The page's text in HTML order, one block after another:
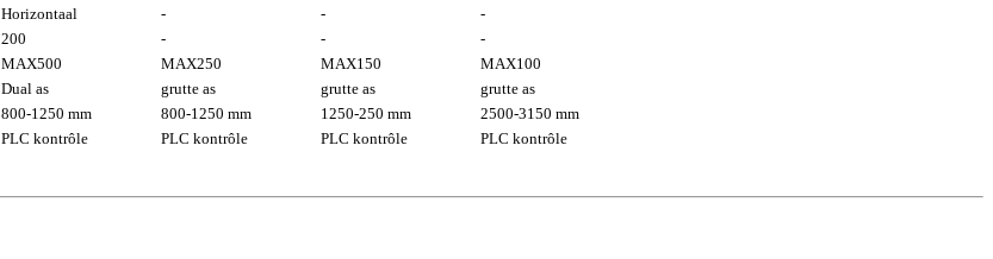
Horizontaal - - -
200 - - -
MAX500 MAX250 MAX150 MAX100
Dual as grutte as grutte as grutte as
800-1250 mm 800-1250 mm 1250-250 mm 2500-3150 mm
PLC kontrôle PLC kontrôle PLC kontrôle PLC kontrôle